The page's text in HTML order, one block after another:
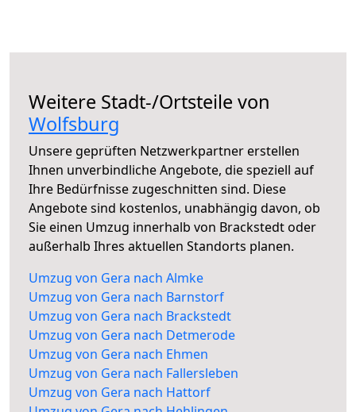
Weitere Stadt-/Ortsteile von
Wolfsburg
Unsere geprüften Netzwerkpartner erstellen
Ihnen unverbindliche Angebote, die speziell auf
Ihre Bedürfnisse zugeschnitten sind. Diese
Angebote sind kostenlos, unabhängig davon, ob
Sie einen Umzug innerhalb von Brackstedt oder
außerhalb Ihres aktuellen Standorts planen.
Umzug von Gera nach Almke
Umzug von Gera nach Barnstorf
Umzug von Gera nach Brackstedt
Umzug von Gera nach Detmerode
Umzug von Gera nach Ehmen
Umzug von Gera nach Fallersleben
Umzug von Gera nach Hattorf